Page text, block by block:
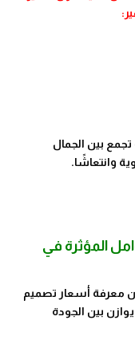
تجمع بين الجمال
وانتعاشًا.
المؤثرة في
معرفة أسعار تصميم
بين الجودة